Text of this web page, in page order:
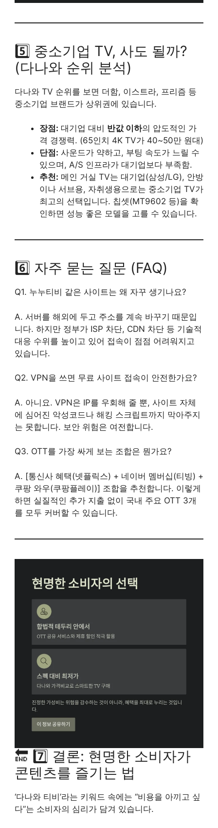
5️⃣ 중소기업 TV, 사도 될까?
(다나와 순위 분석)
다나와 TV 순위를 보면 더함, 이스트라, 프리즘 등
중소기업 브랜드가 상위권에 있습니다.
장점: 대기업 대비 반값 이하의 압도적인 가
격 경쟁력. (65인치 4K TV가 40~50만 원대)
단점: 사운드가 약하고, 부팅 속도가 느릴 수
있으며, A/S 인프라가 대기업보다 부족함.
추천: 메인 거실 TV는 대기업(삼성/LG), 안방
이나 서브용, 자취생용으로는 중소기업 TV가
최고의 선택입니다. 칩셋(MT9602 등)을 확
인하면 성능 좋은 모델을 고를 수 있습니다.
6️⃣ 자주 묻는 질문 (FAQ)
Q1. 누누티비 같은 사이트는 왜 자꾸 생기나요?
A. 서버를 해외에 두고 주소를 계속 바꾸기 때문입
니다. 하지만 정부가 ISP 차단, CDN 차단 등 기술적
대응 수위를 높이고 있어 접속이 점점 어려워지고
있습니다.
Q2. VPN을 쓰면 무료 사이트 접속이 안전한가요?
A. 아니요. VPN은 IP를 우회해 줄 뿐, 사이트 자체
에 심어진 악성코드나 해킹 스크립트까지 막아주지
는 못합니다. 보안 위험은 여전합니다.
Q3. OTT를 가장 싸게 보는 조합은 뭔가요?
A. [통신사 혜택(넷플릭스) + 네이버 멤버십(티빙) +
쿠팡 와우(쿠팡플레이)] 조합을 추천합니다. 이렇게
하면 실질적인 추가 지출 없이 국내 주요 OTT 3개
를 모두 커버할 수 있습니다.
🔚 7️⃣ 결론: 현명한 소비자가
콘텐츠를 즐기는 법
‘다나와 티비’라는 키워드 속에는 “비용을 아끼고 싶
다”는 소비자의 심리가 담겨 있습니다.